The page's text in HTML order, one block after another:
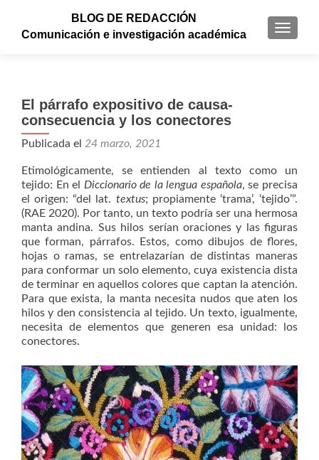
BLOG DE REDACCIÓN
Comunicación e investigación académica
El párrafo expositivo de causa-
consecuencia y los conectores
Publicada el 24 marzo, 2021
Etimológicamente, se entienden al texto como un
tejido: En el Diccionario de la lengua española, se precisa
el origen: “del lat. textus; propiamente ‘trama’, ‘tejido’”.
(RAE 2020). Por tanto, un texto podría ser una hermosa
manta andina. Sus hilos serían oraciones y las figuras
que forman, párrafos. Estos, como dibujos de flores,
hojas o ramas, se entrelazarían de distintas maneras
para conformar un solo elemento, cuya existencia dista
de terminar en aquellos colores que captan la atención.
Para que exista, la manta necesita nudos que aten los
hilos y den consistencia al tejido. Un texto, igualmente,
necesita de elementos que generen esa unidad: los
conectores.